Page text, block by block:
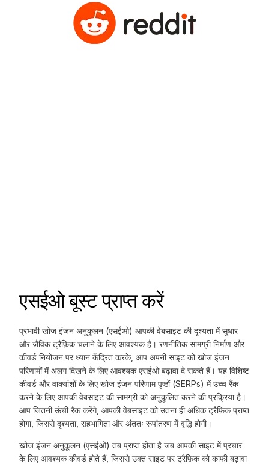
एसईओ बूस्ट प्राप्त करें
प्रभावी खोज इंजन अनुकूलन (एसईओ) आपकी वेबसाइट की दृश्यता में सुधार
और जैविक ट्रैफ़िक चलाने के लिए आवश्यक है। रणनीतिक सामग्री निर्माण और
कीवर्ड नियोजन पर ध्यान केंद्रित करके, आप अपनी साइट को खोज इंजन
परिणामों में अलग दिखने के लिए आवश्यक एसईओ बढ़ावा दे सकते हैं। यह विशिष्ट
कीवर्ड और वाक्यांशों के लिए खोज इंजन परिणाम पृष्ठों (SERPs) में उच्च रैंक
करने के लिए आपकी वेबसाइट की सामग्री को अनुकूलित करने की प्रक्रिया है।
आप जितनी ऊंची रैंक करेंगे, आपकी वेबसाइट को उतना ही अधिक ट्रैफ़िक प्राप्त
होगा, जिससे दृश्यता, सहभागिता और अंततः रूपांतरण में वृद्धि होगी।
खोज इंजन अनुकूलन (एसईओ) तब प्राप्त होता है जब आपकी साइट में प्रचार
के लिए आवश्यक कीवर्ड होते हैं, जिससे उक्त साइट पर ट्रैफ़िक को काफी बढ़ावा